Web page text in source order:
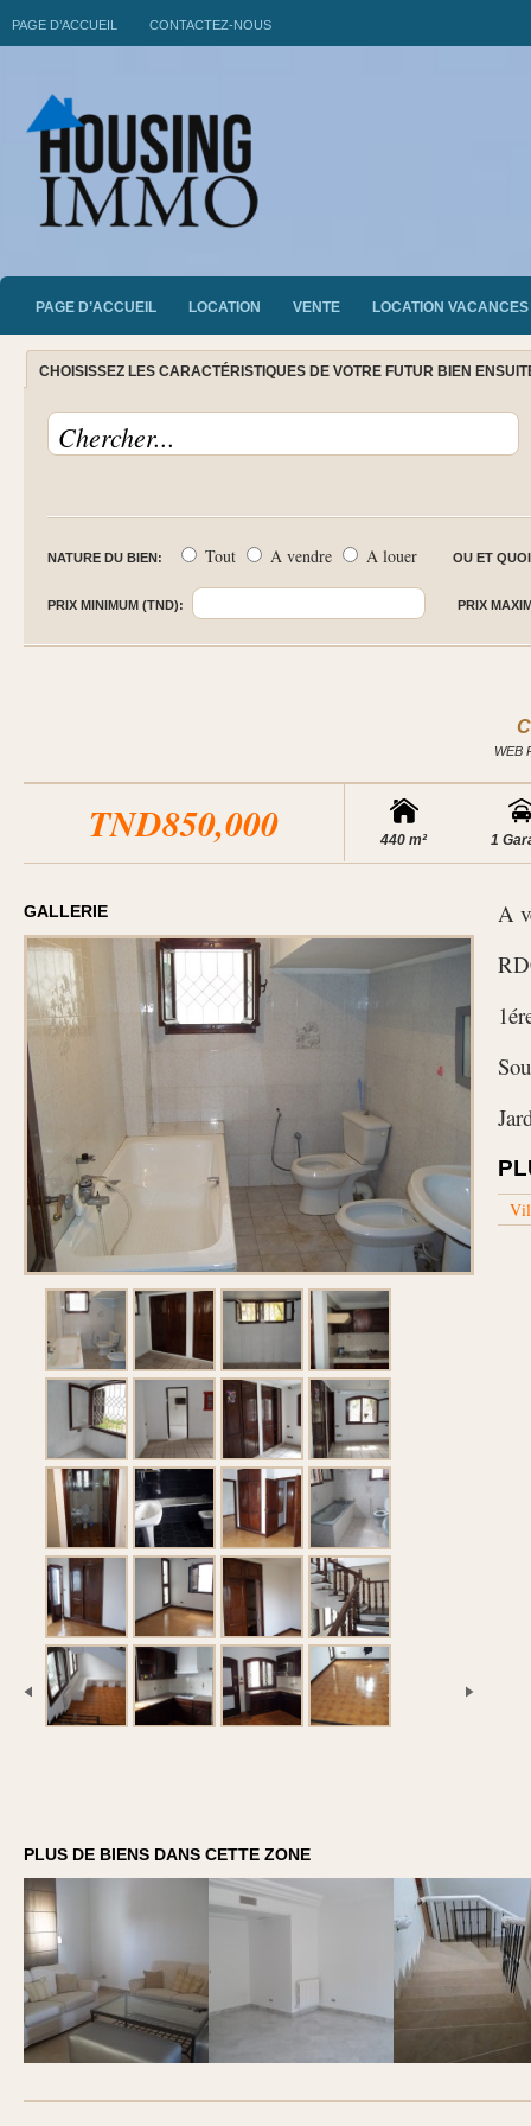
PAGE D’ACCUEIL CONTACTEZ-NOUS
PAGE D’ACCUEIL LOCATION VENTE LOCATION VACANCES
CHOISISSEZ LES CARACTÉRISTIQUES DE VOTRE FUTUR BIEN
NATURE DU BIEN: Tout A vendre A louer OU ET
PRIX MINIMUM (TND): PRIX
WEB
TND850,000 440 m² 1
GALLERIE
A
PLUS DE BIENS DANS CETTE ZONE